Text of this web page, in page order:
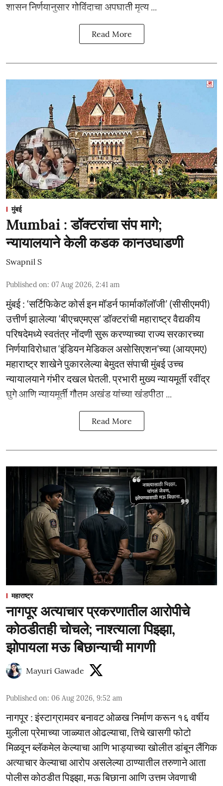
शासन निर्णयानुसार गोविंदाचा अपघाती मृत्य ...
Read More
मुंबई
Mumbai : डॉक्टरांचा संप मागे;
न्यायालयाने केली कडक कानउघाडणी
Swapnil S
Published on: 07 Aug 2026, 2:41 am
मुंबई : ‘सर्टिफिकेट कोर्स इन मॉडर्न फार्माकॉलॉजी’ (सीसीएमपी)
उत्तीर्ण झालेल्या ‘बीएचएमएस’ डॉक्टरांची महाराष्ट्र वैद्यकीय
परिषदेमध्ये स्वतंत्र नोंदणी सुरू करण्याच्या राज्य सरकारच्या
निर्णयाविरोधात ‘इंडियन मेडिकल असोसिएशन’च्या (आयएमए)
महाराष्ट्र शाखेने पुकारलेल्या बेमुदत संपाची मुंबई उच्च
न्यायालयाने गंभीर दखल घेतली. प्रभारी मुख्य न्यायमूर्ती रवींद्र
घुगे आणि न्यायमूर्ती गौतम अखंड यांच्या खंडपीठा ...
Read More
महाराष्ट्र
नागपूर अत्याचार प्रकरणातील आरोपीचे
कोठडीतही चोचले; नाश्त्याला पिझ्झा,
झोपायला मऊ बिछान्याची मागणी
Mayuri Gawade
Published on: 06 Aug 2026, 9:52 am
नागपूर : इंस्टाग्रामवर बनावट ओळख निर्माण करून १६ वर्षीय
मुलीला प्रेमाच्या जाळ्यात ओढल्याचा, तिचे खासगी फोटो
मिळवून ब्लॅकमेल केल्याचा आणि भाड्याच्या खोलीत डांबून लैंगिक
अत्याचार केल्याचा आरोप असलेल्या ठाण्यातील तरुणाने आता
पोलीस कोठडीत पिझ्झा, मऊ बिछाना आणि उत्तम जेवणाची